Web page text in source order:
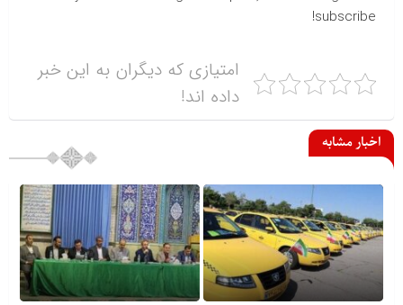
subscribe!
امتیازی که دیگران به این خبر
داده اند!
اخبار مشابه